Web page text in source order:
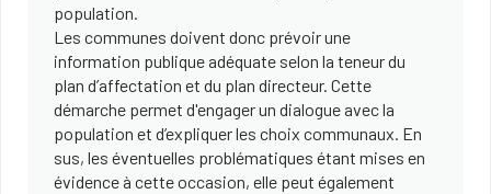
population.
Les communes doivent donc prévoir une
information publique adéquate selon la teneur du
plan d’affectation et du plan directeur. Cette
démarche permet d'engager un dialogue avec la
population et d’expliquer les choix communaux. En
sus, les éventuelles problématiques étant mises en
évidence à cette occasion, elle peut également